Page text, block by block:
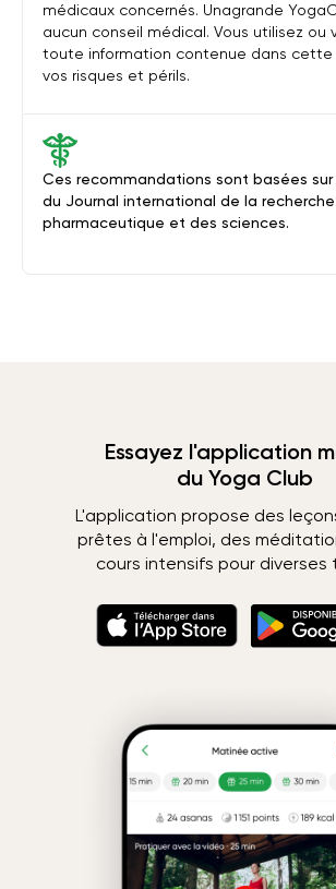
Ces recommandations sont basées sur
du Journal international de la recherche
pharmaceutique et des sciences.
médicaux concernés. Unagrande
aucun conseil médical. Vous utilisez ou
toute information contenue dans
vos risques et périls.
Essayez l'application
du Yoga Club
L'application propose des
prêtes à l'emploi, des
cours intensifs pour diverses